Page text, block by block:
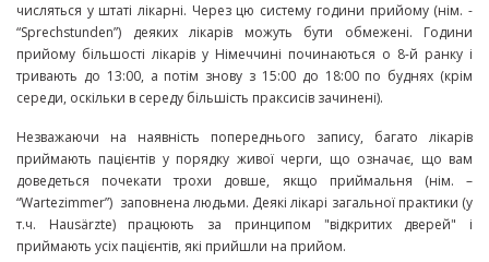
числяться у штаті лікарні. Через цю систему години прийому (нім. -
“Sprechstunden”) деяких лікарів можуть бути обмежені. Години
прийому більшості лікарів у Німеччині починаються о 8-й ранку і
тривають до 13:00, а потім знову з 15:00 до 18:00 по буднях (крім
середи, оскільки в середу більшість праксисів зачинені).
Незважаючи на наявність попереднього запису, багато лікарів
приймають пацієнтів у порядку живої черги, що означає, що вам
доведеться почекати трохи довше, якщо приймальня (нім. –
“Wartezimmer”) заповнена людьми. Деякі лікарі загальної практики (у
т.ч. Hausärzte) працюють за принципом "відкритих дверей" і
приймають усіх пацієнтів, які прийшли на прийом.